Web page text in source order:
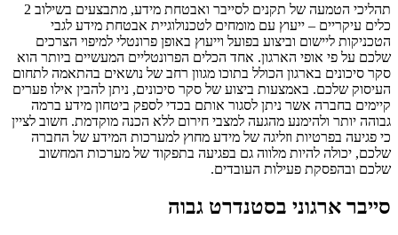
תהליכי הטמעה של תקנים לסייבר ואבטחת מידע, מתבצעים בשילוב 2
כלים עיקריים – ייעוץ עם מומחים לטכנולוגיית אבטחת מידע לגבי
הטכניקות ליישום וביצוע בפועל וייעוץ באופן פרונטלי למיפוי הצרכים
שלכם על פי אופי הארגון. אחד הכלים הפרונטליים המעשיים ביותר הוא
סקר סיכונים בארגון הכולל בתוכו מגוון רחב של נושאים בהתאמה לתחום
העיסוק שלכם. באמצעות ביצוע של סקר סיכונים, ניתן להבין אילו פערים
קיימים בחברה אשר ניתן לסגור אותם בכדי לספק ביטחון מידע ברמה
גבוהה יותר ולהימנע מהגעה למצבי חירום ללא הכנה מוקדמת. חשוב לציין
כי פגיעה בפרטיות וזליגה של מידע מחוץ למערכות המידע של החברה
שלכם, יכולה להיות מלווה גם בפגיעה בתפקוד של מערכות המחשוב
שלכם ובהפסקת פעילות העובדים.
סייבר ארגוני בסטנדרט גבוה